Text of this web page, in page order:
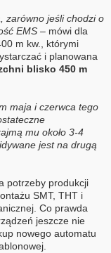
zarówno jeśli chodzi o
EMS – mówi dla
m kw., którymi
i planowana
blisko 450 m
maja i czerwca tego
mu około 3-4
jest na drugą
potrzeby produkcji
SMT, THT i
Co prawda
jeszcze nie
nowego automatu